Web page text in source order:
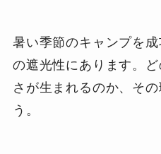
暑い季節のキャンプを
の遮光性にあります。
さが生まれるのか、そ
う。